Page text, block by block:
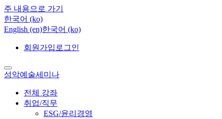
주 내용으로 가기
한국어 ‎(ko)‎
English ‎(en)‎한국어 ‎(ko)‎
회원가입 로그인
성악예술세미나
전체 강좌
취업/직무
ESG/윤리경영